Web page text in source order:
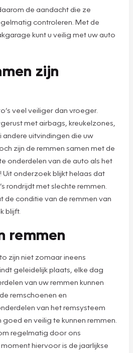
de aandacht die ze
controleren. Met de
kunt u veilig met uw auto
zijn
veel veiliger dan vroeger.
met airbags, kreukelzones,
andere uitvindingen die uw
zijn de remmen samen met de
onderdelen van de auto als het
onderzoek blijkt helaas dat
rondrijdt met slechte remmen.
de conditie van de remmen van
blijft.
remmen
zijn niet zomaar ineens
geleidelijk plaats, elke dag
van uw remmen kunnen
remschoenen en
van het remsysteem
en veilig te kunnen remmen.
regelmatig door ons
hiervoor is de jaarlijkse